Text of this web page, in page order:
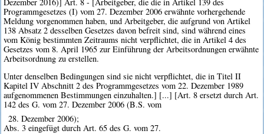
Programmgesetzes (I) vom 27. Dezember 2006 erwähnte vorhergehende
Meldung vorgenommen haben, und Arbeitgeber, die aufgrund von Artikel
138 Absatz 2 desselben Gesetzes davon befreit sind, sind während eines
vom König bestimmten Zeitraums nicht verpflichtet, die in Artikel 4 des
Gesetzes vom 8. April 1965 zur Einführung der Arbeitsordnungen erwähnte
Arbeitsordnung zu erstellen.
Unter denselben Bedingungen sind sie nicht verpflichtet, die in Titel II
Kapitel IV Abschnitt 2 des Programmgesetzes vom 22. Dezember 1989
aufgenommenen Bestimmungen einzuhalten.] [...] [Art. 8 ersetzt durch Art.
142 des G. vom 27. Dezember 2006 (B.S. vom
28. Dezember 2006);
Abs. 3 eingefügt durch Art. 65 des G. vom 27.